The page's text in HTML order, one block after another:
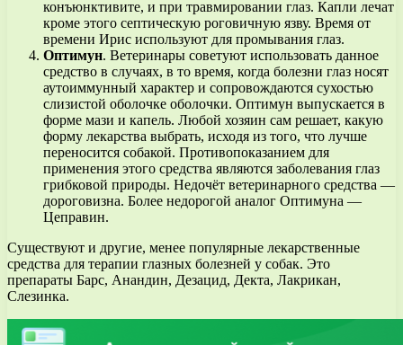
конъюнктивите, и при травмировании глаз. Капли лечат
кроме этого септическую роговичную язву. Время от
времени Ирис используют для промывания глаз.
Оптимун. Ветеринары советуют использовать данное
средство в случаях, в то время, когда болезни глаз носят
аутоиммунный характер и сопровождаются сухостью
слизистой оболочке оболочки. Оптимун выпускается в
форме мази и капель. Любой хозяин сам решает, какую
форму лекарства выбрать, исходя из того, что лучше
переносится собакой. Противопоказанием для
применения этого средства являются заболевания глаз
грибковой природы. Недочёт ветеринарного средства —
дороговизна. Более недорогой аналог Оптимуна —
Цеправин.
Существуют и другие, менее популярные лекарственные
средства для терапии глазных болезней у собак. Это
препараты Барс, Анандин, Дезацид, Декта, Лакрикан,
Слезинка.